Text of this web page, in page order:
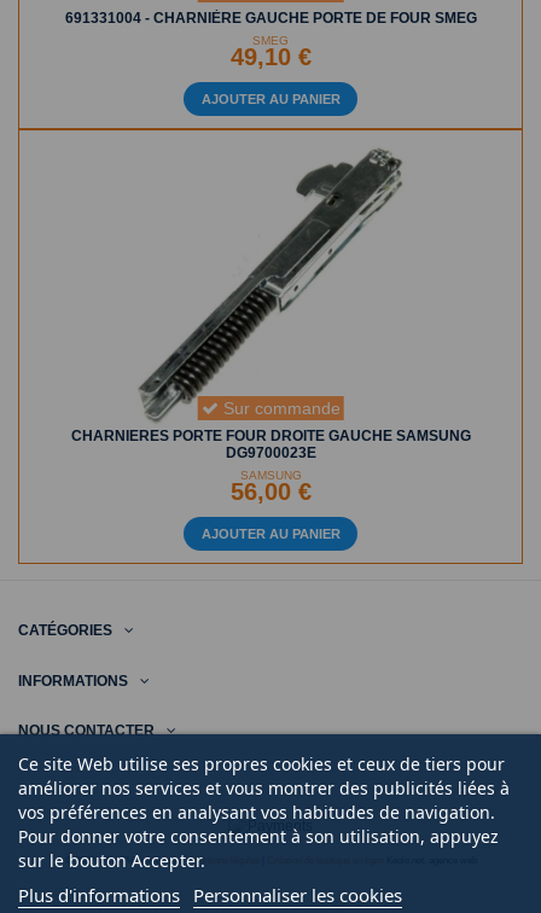
691331004 - CHARNIÈRE GAUCHE PORTE DE FOUR SMEG
SMEG
49,10 €
AJOUTER AU PANIER
Sur commande
CHARNIERES PORTE FOUR DROITE GAUCHE SAMSUNG
DG9700023E
SAMSUNG
56,00 €
AJOUTER AU PANIER
CATÉGORIES
INFORMATIONS
NOUS CONTACTER
Ce site Web utilise ses propres cookies et ceux de tiers pour
améliorer nos services et vous montrer des publicités liées à
vos préférences en analysant vos habitudes de navigation.
Pour donner votre consentement à son utilisation, appuyez
sur le bouton Accepter.
Plus d'informations Personnaliser les cookies
© 2020 | Midi Pièce Ménager |Mentions légales